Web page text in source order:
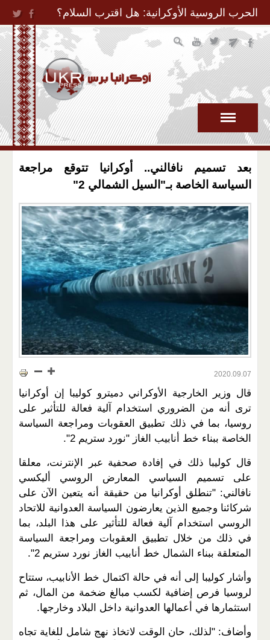
Jump to Navigation
الحرب الروسية الأوكرانية: هل اقترب السلام؟
بعد تسميم نافالني.. أوكرانيا تتوقع مراجعة
السياسة الخاصة بـ"السيل الشمالي 2"
2020.09.07
قال وزير الخارجية الأوكراني دميترو كوليبا إن أوكرانيا
ترى أنه من الضروري استخدام آلية فعالة للتأثير على
روسيا، بما في ذلك تطبيق العقوبات ومراجعة السياسة
الخاصة ببناء خط أنابيب الغاز "نورد ستريم 2".
قال كوليبا ذلك في إفادة صحفية عبر الإنترنت، معلقا
على تسميم السياسي المعارض الروسي أليكسي
نافالني: "تنطلق أوكرانيا من حقيقة أنه يتعين الآن على
شركائنا وجميع الذين يعارضون السياسة العدوانية للاتحاد
الروسي استخدام آلية فعالة للتأثير على هذا البلد، بما
في ذلك من خلال تطبيق العقوبات ومراجعة السياسة
المتعلقة ببناء الشمال خط أنابيب الغاز نورد ستريم 2".
وأشار كوليبا إلى أنه في حالة اكتمال خط الأنابيب، ستتاح
لروسيا فرص إضافية لكسب مبالغ ضخمة من المال، ثم
استثمارها في أعمالها العدوانية داخل البلاد وخارجها.
وأضاف: "لذلك، حان الوقت لاتخاذ نهج شامل للغاية تجاه